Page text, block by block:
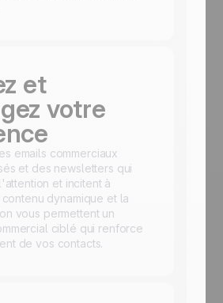
et
votre
emails commerciaux
et des newsletters qui
et incitent à
dynamique et la
vous permettent un
ciblé qui renforce
de vos contacts.